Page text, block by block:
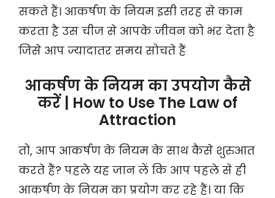
सकते हैं। आकर्षण के नियम इसी तरह से काम
करता है उस चीज से आपके जीवन को भर देता है
जिसे आप ज्यादातर समय सोचते हैं
आकर्षण के नियम का उपयोग कैसे
करें | How to Use The Law of
Attraction
तो, आप आकर्षण के नियम के साथ कैसे शुरुआत
करते हैं? पहले यह जान लें कि आप पहले से ही
आकर्षण के नियम का प्रयोग कर रहे हैं। या कि